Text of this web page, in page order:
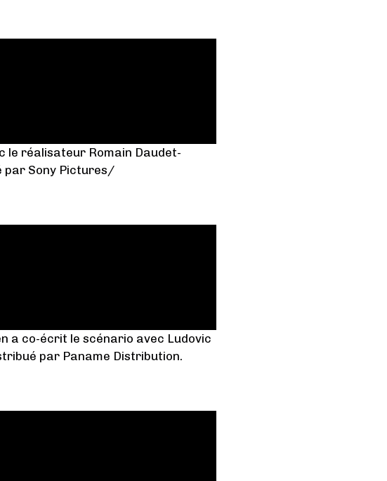
le réalisateur Romain Daudet-
par Sony Pictures/
a co-écrit le scénario avec Ludovic
par Paname Distribution.